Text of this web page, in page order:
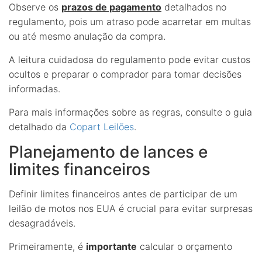
Observe os prazos de pagamento detalhados no
regulamento, pois um atraso pode acarretar em multas
ou até mesmo anulação da compra.
A leitura cuidadosa do regulamento pode evitar custos
ocultos e preparar o comprador para tomar decisões
informadas.
Para mais informações sobre as regras, consulte o guia
detalhado da Copart Leilões.
Planejamento de lances e
limites financeiros
Definir limites financeiros antes de participar de um
leilão de motos nos EUA é crucial para evitar surpresas
desagradáveis.
Primeiramente, é importante calcular o orçamento